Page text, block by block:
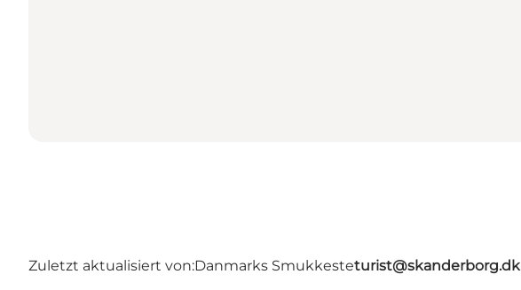
Zuletzt aktualisiert von:Danmarks Smukkesteturist@skanderborg.dk